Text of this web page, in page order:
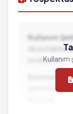
Kullanım
dozu
inceleyiniz.
gereken
Kullanım